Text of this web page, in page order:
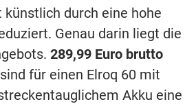
künstlich durch eine hohe
Genau darin liegt die
289,99 Euro brutto
sind für einen Elroq 60 mit
Akku eine